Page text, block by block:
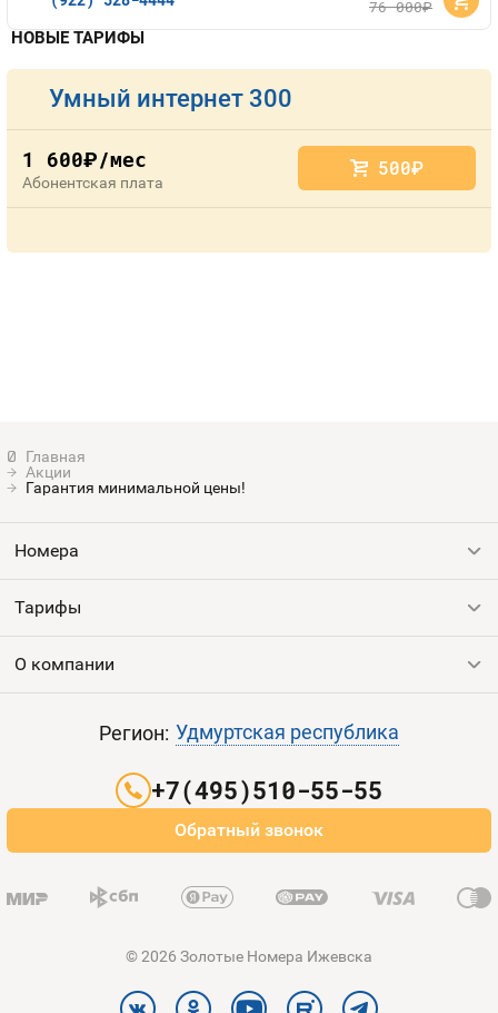
Акции
Гарантия минимальной цены!
76 000руб.
НОВЫЕ ТАРИФЫ
Умный интернет 300
1 600руб./мес
Абонентская плата
500руб.
Номера
Все номера
Тарифы
Выгодные тарифы
О компании
Оплата и доставка
Регион: Удмуртская республика
+7(495)510-55-55
Обратный звонок
© 2026 Золотые Номера Ижевска